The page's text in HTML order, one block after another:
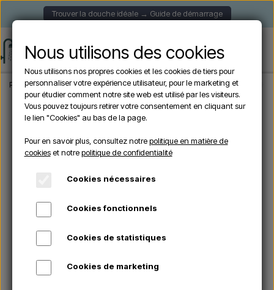
Trouver la douche idéale → Guide de démarrage
Page d'accueil Douche de Jardin Douches Solaire Arkema - HAPPY XL
Nous utilisons des cookies
Nous utilisons nos propres cookies et les cookies de tiers pour
personnaliser votre expérience utilisateur, pour le marketing et
pour étudier comment notre site web est utilisé par les visiteurs.
Vous pouvez toujours retirer votre consentement en cliquant sur
le lien "Cookies" au bas de la page.
Pour en savoir plus, consultez notrepolitique en matière de
cookieset notrepolitique de confidentialité
Cookies nécessaires
Cookies fonctionnels
Cookies de statistiques
Cookies de marketing